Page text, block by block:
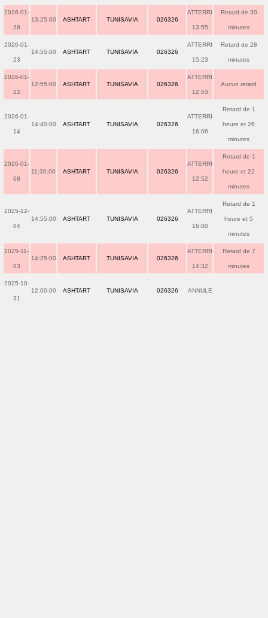
2026-01-
28
13:25:00 ASHTART TUNISAVIA 026326
ATTERRI
13:55
Retard de 30
minutes
2026-01-
23
14:55:00 ASHTART TUNISAVIA 026326
ATTERRI
15:23
Retard de 28
minutes
2026-01-
22
12:55:00 ASHTART TUNISAVIA 026326
ATTERRI
12:53
Aucun retard
2026-01-
14
14:40:00 ASHTART TUNISAVIA 026326
ATTERRI
16:06
Retard de 1
heure et 26
minutes
2026-01-
08
11:30:00 ASHTART TUNISAVIA 026326
ATTERRI
12:52
Retard de 1
heure et 22
minutes
2025-12-
04
14:55:00 ASHTART TUNISAVIA 026326
ATTERRI
16:00
Retard de 1
heure et 5
minutes
2025-11-
03
14:25:00 ASHTART TUNISAVIA 026326
ATTERRI
14:32
Retard de 7
minutes
2025-10-
31
12:00:00 ASHTART TUNISAVIA 026326 ANNULE